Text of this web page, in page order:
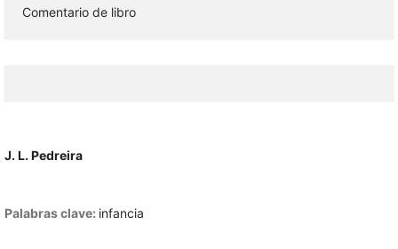
Comentario de libro
J. L. Pedreira
Palabras clave: infancia